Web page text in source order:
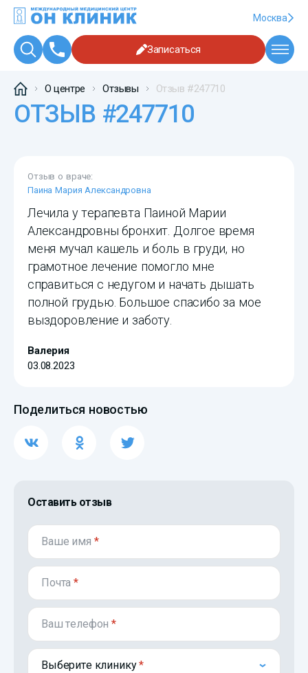
Москва
Записаться
О центре Отзывы Отзыв #247710
ОТЗЫВ #247710
Отзыв о враче:
Паина Мария Александровна
Лечила у терапевта Паиной Марии
Александровны бронхит. Долгое время
меня мучал кашель и боль в груди, но
грамотное лечение помогло мне
справиться с недугом и начать дышать
полной грудью. Большое спасибо за мое
выздоровление и заботу.
Валерия
03.08.2023
Поделиться новостью
Оставить отзыв
Ваше имя *
Почта*
Ваш телефон*
Выберите клинику